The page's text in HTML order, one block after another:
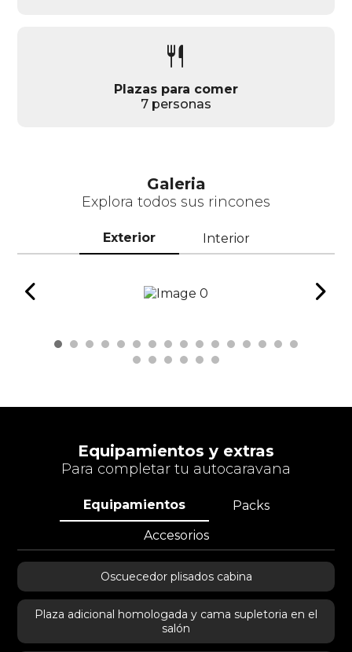
restaurant
Plazas para comer
7 personas
Galeria
Explora todos sus rincones
Exterior Interior
chevron_left chevron_right
Equipamientos y extras
Para completar tu autocaravana
Equipamientos
Packs
Accesorios
Oscuecedor plisados cabina
Plaza adicional homologada y cama supletoria en el
salón